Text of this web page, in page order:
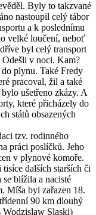
Byly to takzvané
nastoupil celý tábor
a k poslednímu
velké loučení, neboť
byl celý transport
v noci. Kam?
plynu. Také Fredy
pracoval, žil a také
ušetřeno zkázy. A
které přicházely do
států obsazených
tzv. rodinného
práci poslíčků. Jeho
v plynové komoře.
dalších starších či
blížila a nacisté
Míša byl zařazen 18.
90 km dlouhý
Wodzislaw Slaski)